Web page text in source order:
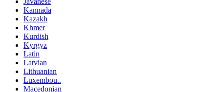
Kannada
Kazakh
Khmer
Kurdish
Kyrgyz
Latin
Latvian
Lithuanian
Luxembou..
Macedonian